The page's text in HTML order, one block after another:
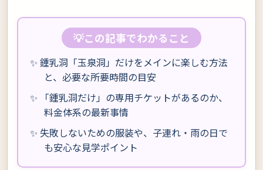
💡この記事でわかること
✨ 鍾乳洞「玉泉洞」だけをメインに楽しむ方法
と、必要な所要時間の目安
✨ 「鍾乳洞だけ」の専用チケットがあるのか、
料金体系の最新事情
✨ 失敗しないための服装や、子連れ・雨の日で
も安心な見学ポイント